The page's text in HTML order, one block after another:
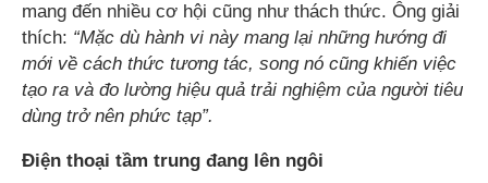
mang đến nhiều cơ hội cũng như thách thức. Ông giải
thích: “Mặc dù hành vi này mang lại những hướng đi
mới về cách thức tương tác, song nó cũng khiến việc
tạo ra và đo lường hiệu quả trải nghiệm của người tiêu
dùng trở nên phức tạp”.
Điện thoại tầm trung đang lên ngôi